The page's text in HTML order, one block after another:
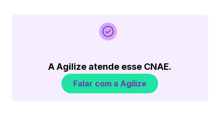
A Agilize atende esse CNAE.
Falar com a Agilize